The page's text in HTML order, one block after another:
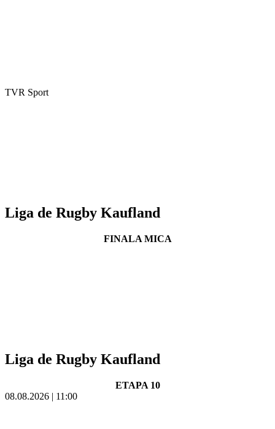
TVR Sport
Liga de Rugby Kaufland
FINALA MICA
Liga de Rugby Kaufland
ETAPA 10
08.08.2026 | 11:00